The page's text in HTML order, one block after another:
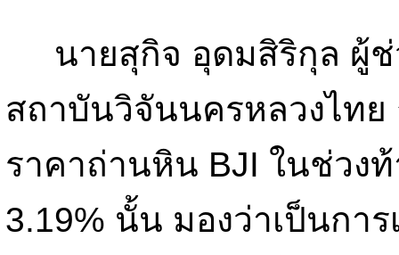
นายสุกิจ อุดมสิริกุล ผู้ช่
สถาบันวิจันนครหลวงไทย
ราคาถ่านหิน BJI ในช่วง
3.19% นั้น มองว่าเป็นกา